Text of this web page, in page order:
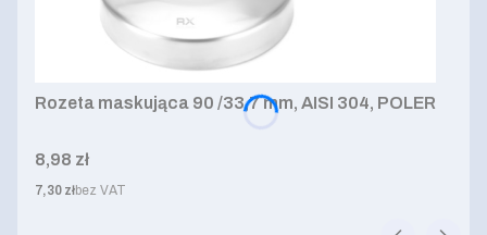
Rozeta maskująca 90 /33,7 mm, AISI 304, POLER
Cena
8,98 zł
Cena
7,30 złbez VAT